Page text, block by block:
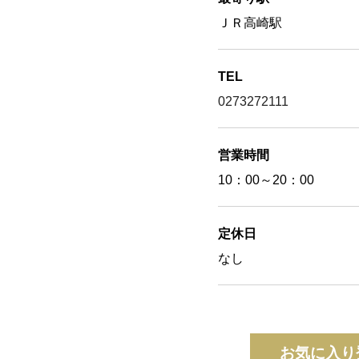
ＪＲ高崎駅
TEL
0273272111
営業時間
10：00～20：00
定休日
なし
お気に入